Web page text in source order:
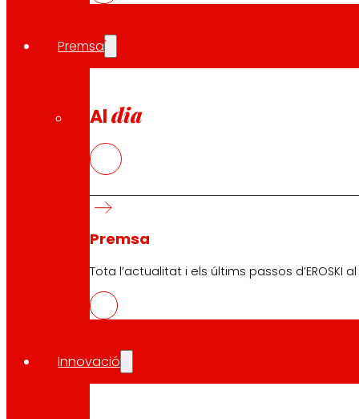
Premsa
Aldia
Premsa
Tota l’actualitat i els últims passos d’EROSKI
Innovació
Compartir en: